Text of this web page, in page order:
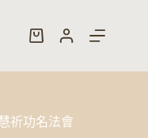
購
祈功名法會